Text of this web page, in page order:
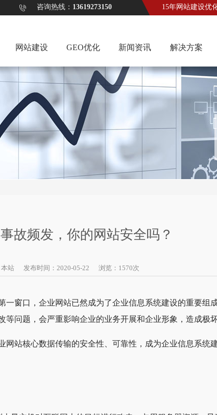
企业！ 咨询热线： 13619273150 15年网站建设优
网站建设 GEO优化 新闻资讯 解决方案
故频发，你的网站安全吗？
本站 发布时间：2020-05-22 浏览： 1570次
窗口，企业网站已然成为了企业信息系统建设的重要组
问题，会严重影响企业的业务开展和企业形象，造成极
站核心数据传输的安全性、可靠性，成为企业信息系统